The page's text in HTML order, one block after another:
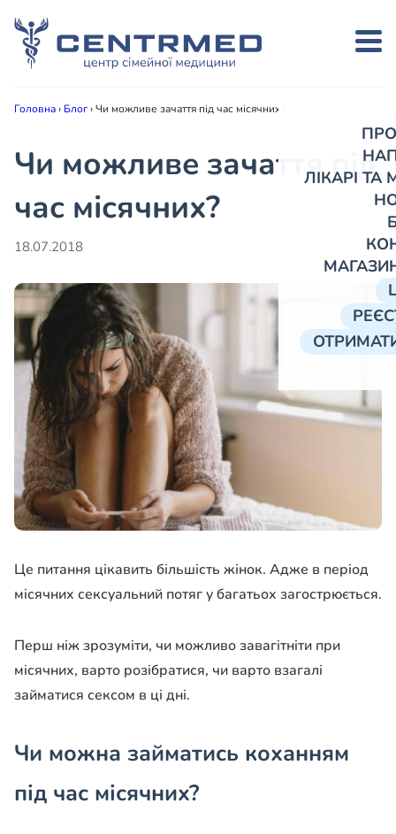
ЛІКАРІ
Головна› Блог›Чи можливе зачаття під час місячних?
Чи можливе зачаття під
час місячних?
18.07.2018
Це питання цікавить більшість жінок. Адже в період
місячних сексуальний потяг у багатьох загострюється.
Перш ніж зрозуміти, чи можливо завагітніти при
місячних, варто розібратися, чи варто взагалі
займатися сексом в ці дні.
Чи можна займатись коханням
під час місячних?